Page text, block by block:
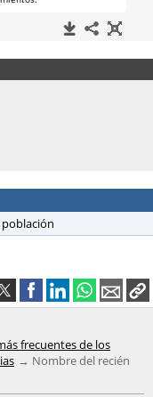
población
frecuentes de los
Nombre del recién